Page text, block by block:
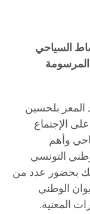
السياحي
بلحسين
الخميس 11 جويلية 2024، على الإجتماع
وأهم
التونسي
بحضور عدد من
الوطني
المعنية.